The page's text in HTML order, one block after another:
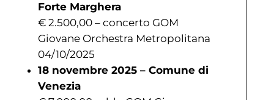
Forte Marghera
€ 2.500,00 – concerto GOM
Giovane Orchestra Metropolitana
04/10/2025
18 novembre 2025 – Comune di
Venezia